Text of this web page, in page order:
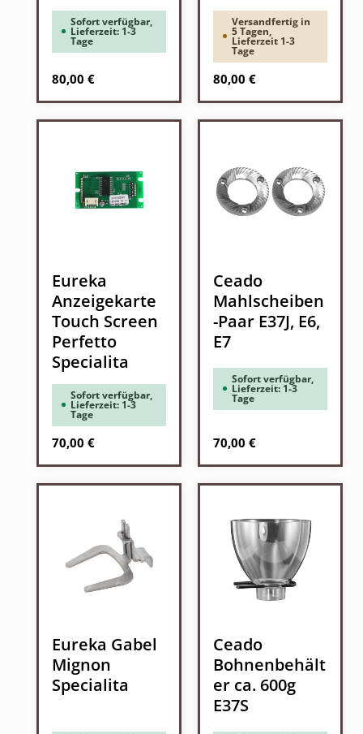
Sofort verfügbar,
Lieferzeit: 1-3
Tage
Regulärer Preis:
80,00 €
Versandfertig in
5 Tagen,
Lieferzeit 1-3
Tage
Regulärer Preis:
80,00 €
Eureka
Anzeigekarte
Touch Screen
Perfetto
Specialita
Sofort verfügbar,
Lieferzeit: 1-3
Tage
Regulärer Preis:
70,00 €
Ceado
Mahlscheiben
-Paar E37J, E6,
E7
Sofort verfügbar,
Lieferzeit: 1-3
Tage
Regulärer Preis:
70,00 €
Eureka Gabel
Mignon
Specialita
Ceado
Bohnenbehält
er ca. 600g
E37S